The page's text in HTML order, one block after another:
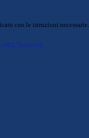
con le istruzioni necessarie.
Spaggiari